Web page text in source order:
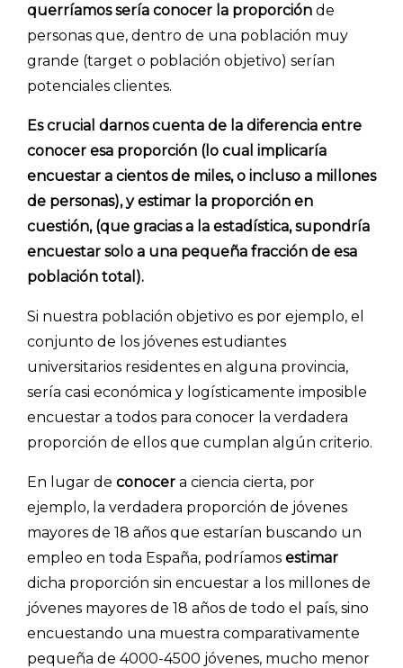
querríamos sería conocer la proporción de
personas que, dentro de una población muy
grande (target o población objetivo) serían
potenciales clientes.
Es crucial darnos cuenta de la diferencia entre
conocer esa proporción (lo cual implicaría
encuestar a cientos de miles, o incluso a millones
de personas), y estimar la proporción en
cuestión, (que gracias a la estadística, supondría
encuestar solo a una pequeña fracción de esa
población total).
Si nuestra población objetivo es por ejemplo, el
conjunto de los jóvenes estudiantes
universitarios residentes en alguna provincia,
sería casi económica y logísticamente imposible
encuestar a todos para conocer la verdadera
proporción de ellos que cumplan algún criterio.
En lugar de conocer a ciencia cierta, por
ejemplo, la verdadera proporción de jóvenes
mayores de 18 años que estarían buscando un
empleo en toda España, podríamos estimar
dicha proporción sin encuestar a los millones de
jóvenes mayores de 18 años de todo el país, sino
encuestando una muestra comparativamente
pequeña de 4000-4500 jóvenes, mucho menor